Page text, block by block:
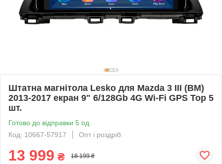
Штатна магнітола Lesko для Mazda 3 III (BM)
2013-2017 екран 9" 6/128Gb 4G Wi-Fi GPS Top 5
шт.
Готово до відправки 5 од.
Код: 10667-57917
Опт і роздріб
13 999 ₴ 18 199 ₴